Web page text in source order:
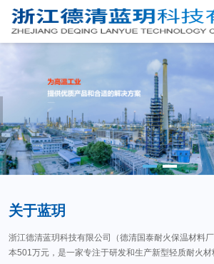
关于蓝玥
浙江德清蓝玥科技有限公司（德清国泰耐火保温材料
本501万元，是一家专注于研发和生产新型轻质耐火材